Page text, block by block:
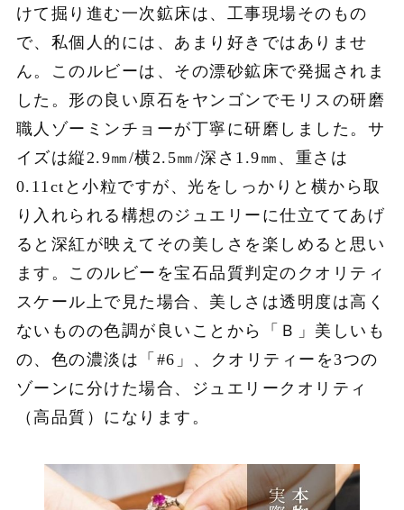
けて掘り進む一次鉱床は、工事現場そのもの
で、私個人的には、あまり好きではありませ
ん。このルビーは、その漂砂鉱床で発掘されま
した。形の良い原石をヤンゴンでモリスの研磨
職人ゾーミンチョーが丁寧に研磨しました。サ
イズは縦2.9㎜/横2.5㎜/深さ1.9㎜、重さは
0.11ctと小粒ですが、光をしっかりと横から取
り入れられる構想のジュエリーに仕立ててあげ
ると深紅が映えてその美しさを楽しめると思い
ます。このルビーを宝石品質判定のクオリティ
スケール上で見た場合、美しさは透明度は高く
ないものの色調が良いことから「Ｂ」美しいも
の、色の濃淡は「#6」、クオリティーを3つの
ゾーンに分けた場合、ジュエリークオリティ
（高品質）になります。